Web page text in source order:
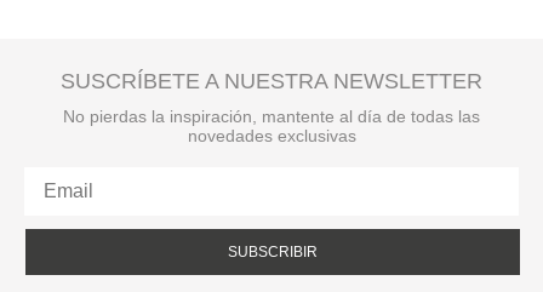
SUSCRÍBETE A NUESTRA NEWSLETTER
No pierdas la inspiración, mantente al día de todas las
novedades exclusivas
SUBSCRIBIR